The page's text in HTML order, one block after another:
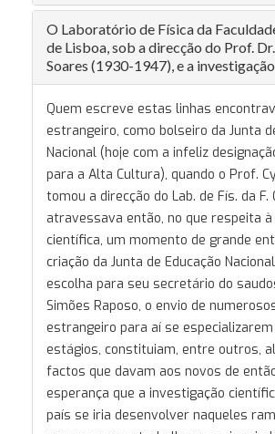
O Laboratório de Física da
de Lisboa, sob a direcção do Prof.
Soares (1930-1947), e a
Quem escreve estas linhas
estrangeiro, como bolseiro da Junta
Nacional (hoje com a infeliz
para a Alta Cultura), quando o Prof.
tomou a direcção do Lab. de Fís. da F.
atravessava então, no que respeita
científica, um momento de grande
criação da Junta de Educação
escolha para seu secretário do
Simões Raposo, o envio de
estrangeiro para aí se
estágios, constituiam, entre outros,
factos que davam aos novos de
esperança que a investigação
país se iria desenvolver naqueles